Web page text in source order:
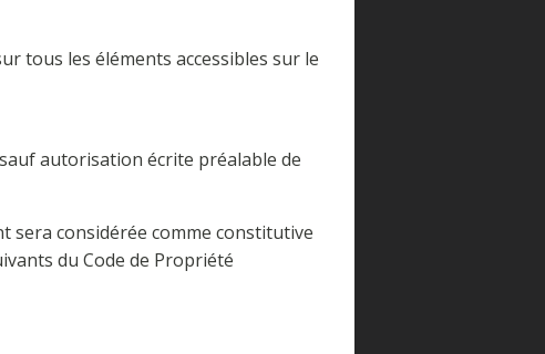
tous les éléments accessibles sur le
autorisation écrite préalable de
sera considérée comme constitutive
du Code de Propriété